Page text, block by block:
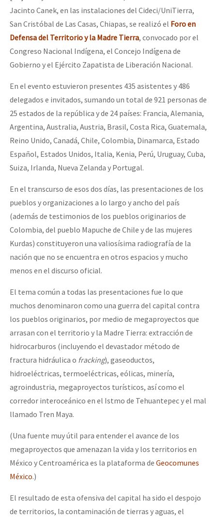
Mundo
EZLN
AutonomÍa y Resistencia
Migración
Presos
Mujeres
Niñxs
ETIQUETAS
MULTIMEDIA
Audio
Fotorreportaje
Video
Otras secciones
Libros para descargar
Medios Libres
Eventos
Contacto
Dia 2 do Encontro “Guerra contra a Humanidad”
“Sonhando a Terra do Bem Virá” se publica no Estado Espanhol
Se o México sabe, que o mundo saiba! Nossas lutas pela
[25 abr – CDMX] Tokín por el CNI: 30 años de Resistencia y
Jacinto Canek, en las instalaciones del Cideci/UniTierra,
San Cristóbal de Las Casas, Chiapas, se realizó el Foro en
Defensa del Territorio y la Madre Tierra, convocado por el
Congreso Nacional Indígena, el Concejo Indígena de
Gobierno y el Ejército Zapatista de Liberación Nacional.
En el evento estuvieron presentes 435 asistentes y 486
delegados e invitados, sumando un total de 921 personas de
25 estados de la república y de 24 países: Francia, Alemania,
Argentina, Australia, Austria, Brasil, Costa Rica, Guatemala,
Reino Unido, Canadá, Chile, Colombia, Dinamarca, Estado
Español, Estados Unidos, Italia, Kenia, Perú, Uruguay, Cuba,
Suiza, Irlanda, Nueva Zelanda y Portugal.
En el transcurso de esos dos días, las presentaciones de los
pueblos y organizaciones a lo largo y ancho del país
(además de testimonios de los pueblos originarios de
Colombia, del pueblo Mapuche de Chile y de las mujeres
Kurdas) constituyeron una valiosísima radiografía de la
nación que no se encuentra en otros espacios y mucho
menos en el discurso oficial.
El tema común a todas las presentaciones fue lo que
muchos denominaron como una guerra del capital contra
los pueblos originarios, por medio de megaproyectos que
arrasan con el territorio y la Madre Tierra: extracción de
hidrocarburos (incluyendo el devastador método de
fractura hidráulica o fracking), gaseoductos,
hidroeléctricas, termoeléctricas, eólicas, minería,
agroindustria, megaproyectos turísticos, así como el
corredor interoceánico en el Istmo de Tehuantepec y el mal
llamado Tren Maya.
(Una fuente muy útil para entender el avance de los
megaproyectos que amenazan la vida y los territorios en
México y Centroamérica es la plataforma de Geocomunes
México.)
El resultado de esta ofensiva del capital ha sido el despojo
de territorios, la contaminación de tierras y aguas, el